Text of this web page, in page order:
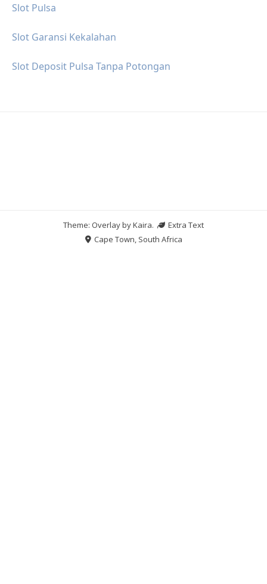
Slot Pulsa
Slot Garansi Kekalahan
Slot Deposit Pulsa Tanpa Potongan
Theme: Overlay byKaira.
Extra Text
Cape Town, South Africa